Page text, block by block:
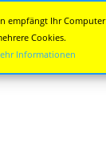
empfängt Ihr Computer
Cookies.
Informationen